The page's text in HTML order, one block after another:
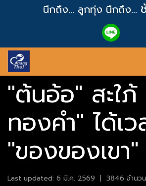
นึกถึง... ลูกทุ่ง นึกถึง...
"ต้นอ้อ" สะใภ้
ทองคำ" ได้เ
"ของของเขา"
Last updated: 6 มี.ค. 2569 | 3846 จำนว